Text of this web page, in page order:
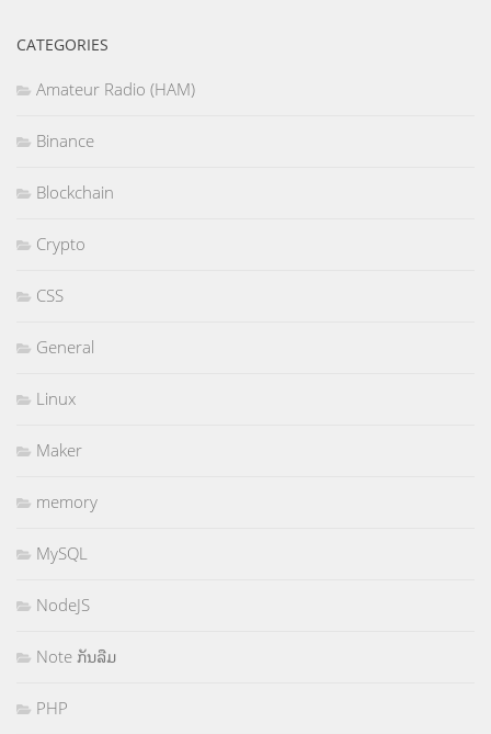
CATEGORIES
Amateur Radio (HAM)
Binance
Blockchain
Crypto
CSS
General
Linux
Maker
memory
MySQL
NodeJS
Note ກັນລືມ
PHP